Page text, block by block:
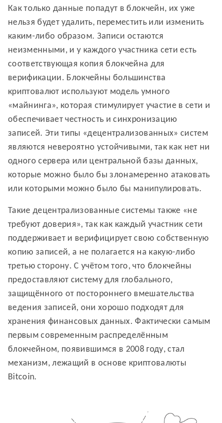
Как только данные попадут в блокчейн, их уже
нельзя будет удалить, переместить или изменить
каким-либо образом. Записи остаются
неизменными, и у каждого участника сети есть
соответствующая копия блокчейна для
верификации. Блокчейны большинства
криптовалют используют модель умного
«майнинга», которая стимулирует участие в сети и
обеспечивает честность и синхронизацию
записей. Эти типы «децентрализованных» систем
являются невероятно устойчивыми, так как нет ни
одного сервера или центральной базы данных,
которые можно было бы злонамеренно атаковать
или которыми можно было бы манипулировать.
Такие децентрализованные системы также «не
требуют доверия», так как каждый участник сети
поддерживает и верифицирует свою собственную
копию записей, а не полагается на какую-либо
третью сторону. С учётом того, что блокчейны
предоставляют систему для глобального,
защищённого от постороннего вмешательства
ведения записей, они хорошо подходят для
хранения финансовых данных. Фактически самым
первым современным распределённым
блокчейном, появившимся в 2008 году, стал
механизм, лежащий в основе криптовалюты
Bitcoin.